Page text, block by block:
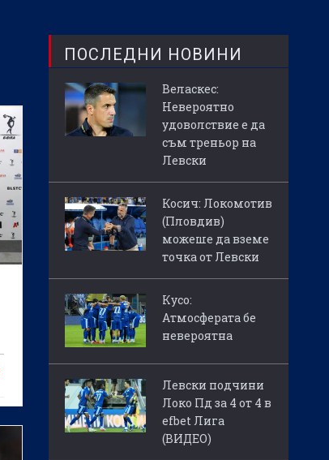
ПОСЛЕДНИ НОВИНИ
Веласкес:
Невероятно
удоволствие е да
съм треньор на
Левски
Косич: Локомотив
(Пловдив)
можеше да вземе
точка от Левски
Кусо:
Атмосферата бе
невероятна
Левски подчини
Локо Пд за 4 от 4 в
efbet Лига
(ВИДЕО)